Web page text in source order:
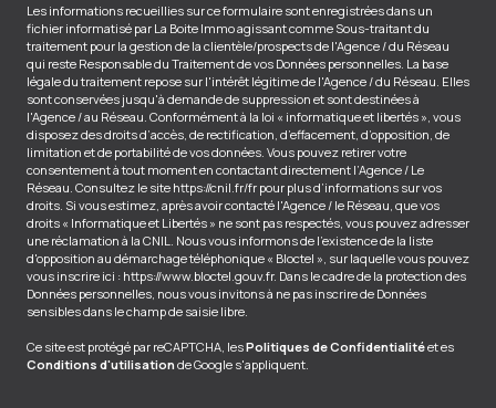
Les informations recueillies sur ce formulaire sont enregistrées dans un
fichier informatisé par La Boite Immo agissant comme Sous-traitant du
traitement pour la gestion de la clientèle/prospects de l'Agence / du Réseau
qui reste Responsable du Traitement de vos Données personnelles. La base
légale du traitement repose sur l'intérêt légitime de l'Agence / du Réseau. Elles
sont conservées jusqu'à demande de suppression et sont destinées à
l'Agence / au Réseau. Conformément à la loi « informatique et libertés », vous
disposez des droits d’accès, de rectification, d’effacement, d’opposition, de
limitation et de portabilité de vos données. Vous pouvez retirer votre
consentement à tout moment en contactant directement l’Agence / Le
Réseau. Consultez le site https://cnil.fr/fr pour plus d’informations sur vos
droits. Si vous estimez, après avoir contacté l'Agence / le Réseau, que vos
droits « Informatique et Libertés » ne sont pas respectés, vous pouvez adresser
une réclamation à la CNIL. Nous vous informons de l’existence de la liste
d'opposition au démarchage téléphonique « Bloctel », sur laquelle vous pouvez
vous inscrire ici : https://www.bloctel.gouv.fr. Dans le cadre de la protection des
Données personnelles, nous vous invitons à ne pas inscrire de Données
sensibles dans le champ de saisie libre.
Ce site est protégé par reCAPTCHA, lesPolitiques de Confidentialitéet es
Conditions d'utilisation de Google s'appliquent.